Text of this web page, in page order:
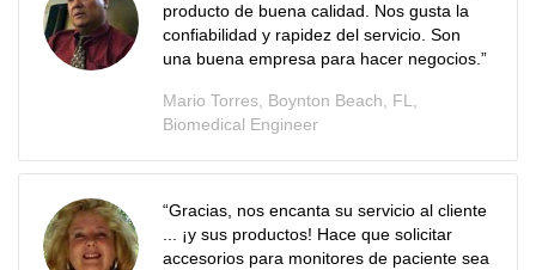
producto de buena calidad. Nos gusta la
confiabilidad y rapidez del servicio. Son
una buena empresa para hacer negocios.”
Mario Torres, Boynton Beach, FL,
Biomedical Engineer
“Gracias, nos encanta su servicio al cliente
... ¡y sus productos! Hace que solicitar
accesorios para monitores de paciente sea